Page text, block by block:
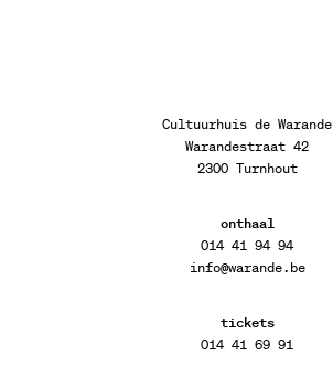
Cultuurhuis de Warande
Warandestraat 42
2300 Turnhout
onthaal
014 41 94 94
info@warande.be
tickets
014 41 69 91